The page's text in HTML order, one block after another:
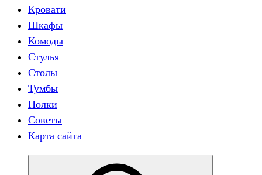
Кровати
Шкафы
Комоды
Стулья
Столы
Тумбы
Полки
Советы
Карта сайта